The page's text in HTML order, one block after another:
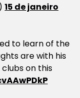
15 de janeiro
to learn of the
are with his
on this